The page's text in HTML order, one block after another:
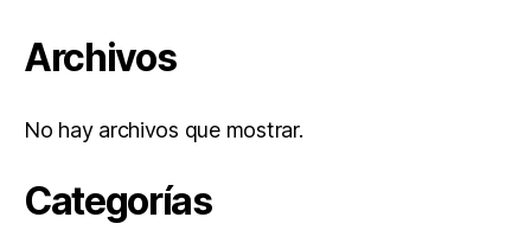
Archivos
No hay archivos que mostrar.
Categorías